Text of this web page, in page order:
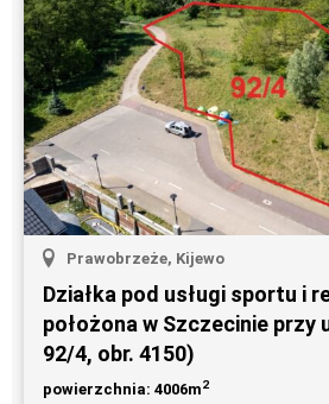
Prawobrzeże, Kijewo
Działka pod usługi sportu i
położona w Szczecinie przy
92/4, obr. 4150)
powierzchnia: 4006m2